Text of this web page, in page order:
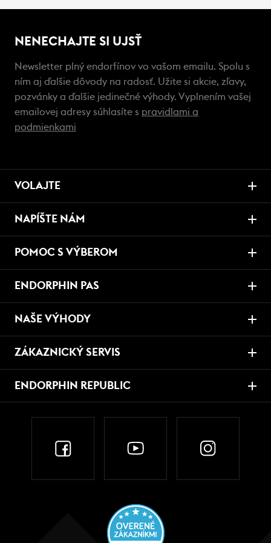
NENECHAJTE SI UJSŤ
Newsletter plný endorfínov vo vašom emailu. Spolu s
ním aj ďalšie dôvody na radosť. Užite si akcie, zľavy,
pozvánky a ďalšie jedinečné výhody. Vyplnením vašej
emailovej adresy súhlasíte s pravidlami a
podmienkami
VOLAJTE
NAPÍŠTE NÁM
POMOC S VÝBEROM
ENDORPHIN PAS
NAŠE VÝHODY
ZÁKAZNICKÝ SERVIS
ENDORPHIN REPUBLIC